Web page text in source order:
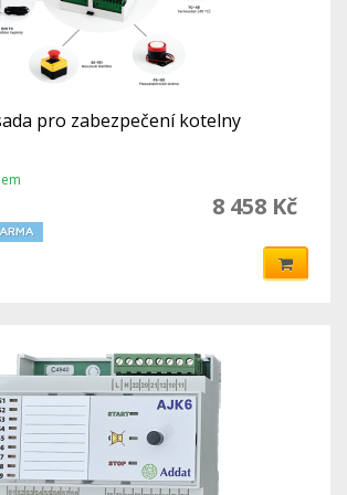
pro zabezpečení kotelny
8 458 Kč